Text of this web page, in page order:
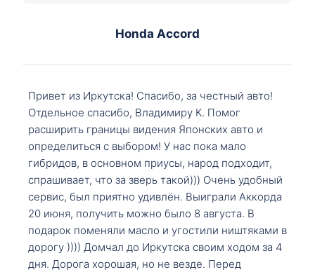
Honda Accord
Привет из Иркутска! Спасибо, за честный авто!
Отдельное спасибо, Владимиру К. Помог
расширить границы видения Японских авто и
определиться с выбором! У нас пока мало
гибридов, в основном приусы, народ подходит,
спрашивает, что за зверь такой))) Очень удобный
сервис, был приятно удивлён. Выиграли Аккорда
20 июня, получить можно было 8 августа. В
подарок поменяли масло и угостили ништяками в
дорогу )))) Домчал до Иркутска своим ходом за 4
дня. Дорога хорошая, но не везде. Перед